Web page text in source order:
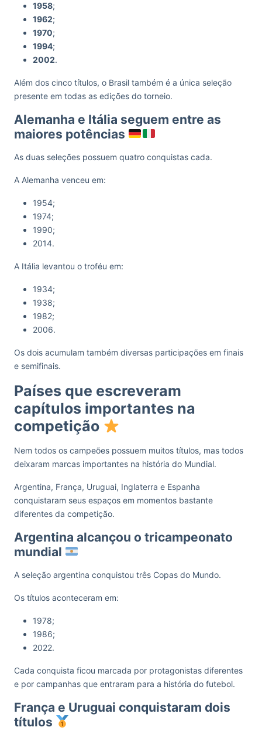
1958;
1962;
1970;
1994;
2002.
Além dos cinco títulos, o Brasil também é a única seleção
presente em todas as edições do torneio.
Alemanha e Itália seguem entre as
maiores potências
As duas seleções possuem quatro conquistas cada.
A Alemanha venceu em:
1954;
1974;
1990;
2014.
A Itália levantou o troféu em:
1934;
1938;
1982;
2006.
Os dois acumulam também diversas participações em finais
e semifinais.
Países que escreveram
capítulos importantes na
competição
Nem todos os campeões possuem muitos títulos, mas todos
deixaram marcas importantes na história do Mundial.
Argentina, França, Uruguai, Inglaterra e Espanha
conquistaram seus espaços em momentos bastante
diferentes da competição.
Argentina alcançou o tricampeonato
mundial
A seleção argentina conquistou três Copas do Mundo.
Os títulos aconteceram em:
1978;
1986;
2022.
Cada conquista ficou marcada por protagonistas diferentes
e por campanhas que entraram para a história do futebol.
França e Uruguai conquistaram dois
títulos